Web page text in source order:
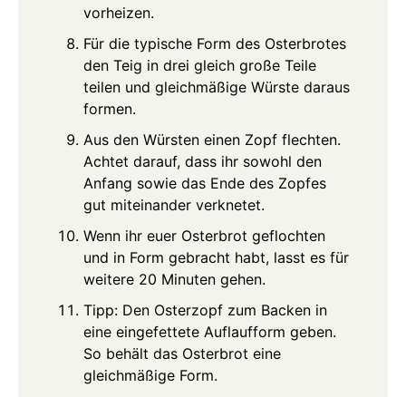
vorheizen.
Für die typische Form des Osterbrotes
den Teig in drei gleich große Teile
teilen und gleichmäßige Würste daraus
formen.
Aus den Würsten einen Zopf flechten.
Achtet darauf, dass ihr sowohl den
Anfang sowie das Ende des Zopfes
gut miteinander verknetet.
Wenn ihr euer Osterbrot geflochten
und in Form gebracht habt, lasst es für
weitere 20 Minuten gehen.
Tipp: Den Osterzopf zum Backen in
eine eingefettete Auflaufform geben.
So behält das Osterbrot eine
gleichmäßige Form.